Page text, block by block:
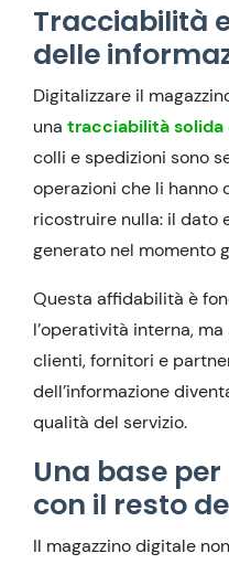
Tracciabilità
delle
Digitalizzare il
una tracciabilità
colli e spedizioni sono
operazioni che li hanno
ricostruire nulla: il dato
generato nel momento
Questa affidabilità è
l’operatività interna,
clienti, fornitori e
dell’informazione
qualità del servizio.
Una base
con il resto
Il magazzino digitale